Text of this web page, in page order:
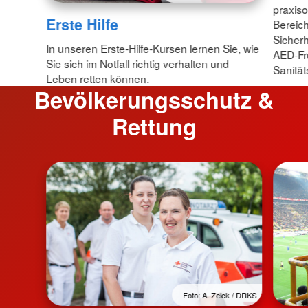
Erste Hilfe
In unseren Erste-Hilfe-Kursen lernen Sie, wie
Sie sich im Notfall richtig verhalten und
Leben retten können.
AED-
Bevölkerungsschutz &
Rettung
Foto: A. Zelck / DRKS